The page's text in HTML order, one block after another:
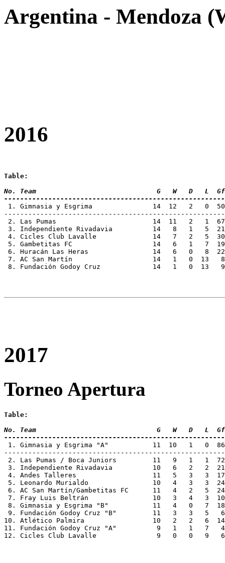
Argentina - Mendoza
2016
Table:
No. Team 			      G   W   D
1. Gimnasia y Esgrima  	     14  12   2   0  50   7  38  [Champion]
2. Las Pumas			     14	 11   2   1  67   8  35
3. Independiente Rivadavia	     14   8   1   5  21  20  24
4. Cicles Club Lavalle		     14   7   2   5  30  25  23
5. Gambetitas FC		     14   6   1   7  19  39  19
6. Huracán Las Heras		     14   6   0   8  22  31  18
7. AC San Martín		     14   1   0  13   8  23   3
8. Fundación Godoy Cruz	     14   1
2017
Torneo Apertura
Table:
No. Team 			      G   W   D
1. Gimnasia y Esgrima "A"     	     11  10   1   0  86   3  31  [Champion]
2. Las Pumas / Boca Juniors	     11   9   1   1  72   4  28
3. Independiente Rivadavia	     10   6   2   2  21  20  20
4. Andes Talleres		     11   5   3   3  17  19  18
5. Leonardo Murialdo		     10   4   3   3  24  15  15
6. AC San Martín/Gambetitas FC	     11   4   2   5  24  21  14
7. Fray Luis Beltrán		     10   3   4   3  10  17  13
8. Gimnasia y Esgrima "B"	     11   4   0   7  18  34  12
9. Fundación Godoy Cruz "B"   	     11   3   3   5   6  37  12
10. Atlético Palmira		     10   2   2   6  14  29   8
11. Fundación Godoy Cruz "A"	      9   1   1   7   4  35   4
12. Cicles Club Lavalle		      9   0